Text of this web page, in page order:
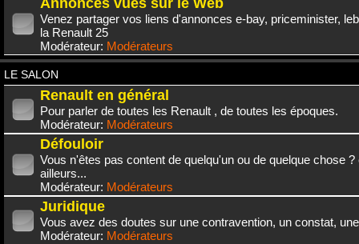
Venez partager vos liens d'annonces e-bay, priceminister,
la Renault 25
Modérateur: Modérateurs
LE SALON
Renault en général
Pour parler de toutes les Renault , de toutes les époques.
Modérateur: Modérateurs
Défouloir
Vous n'êtes pas content de quelqu'un ou de quelque chose
ailleurs...
Modérateur: Modérateurs
Juridique
Vous avez des doutes sur une contravention, un constat,
Modérateur: Modérateurs